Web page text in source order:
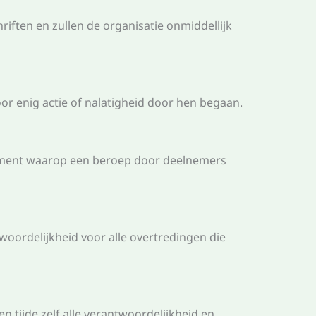
en zullen de organisatie onmiddellijk
enig actie of nalatigheid door hen begaan.
waarop een beroep door deelnemers
voor alle overtredingen die